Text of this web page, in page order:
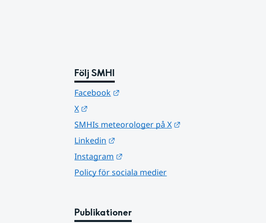
Följ SMHI
Facebook
X
SMHIs meteorologer på X
Linkedin
Instagram
Policy för sociala medier
Publikationer